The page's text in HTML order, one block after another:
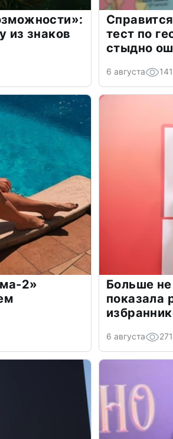
из знаков
тест по
стыдно
6 августа 141
2»
Больше
показала
6 августа 271